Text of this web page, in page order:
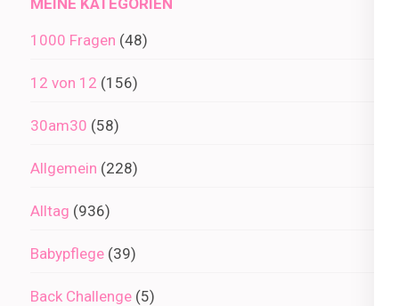
1000 Fragen (48)
12 von 12 (156)
30am30 (58)
Allgemein (228)
Alltag (936)
Babypflege (39)
Back Challenge (5)